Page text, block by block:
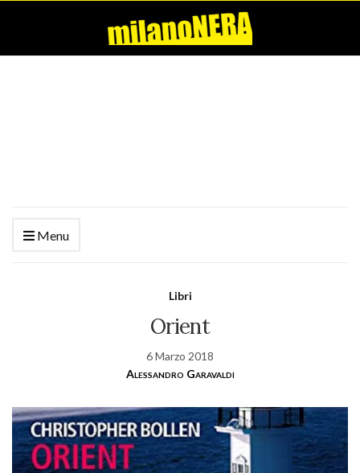
Menu
Libri
Orient
6 Marzo 2018
Alessandro Garavaldi